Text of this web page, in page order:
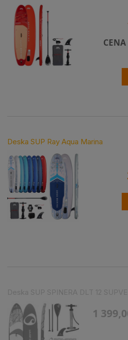
Deska SUP Ray Aqua Marina
1